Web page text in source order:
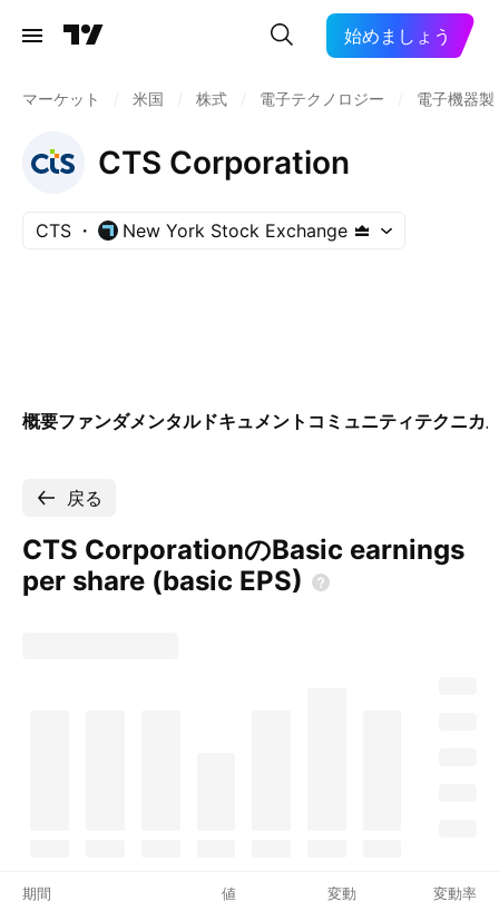
始めましょう
マーケット 米国 株式 電子テクノロジー 電子機器製
CTS Corporation
CTS New York Stock Exchange
概要ファンダメンタルドキュメント コミュニティテクニカ
戻る
CTS CorporationのBasic earnings
per share (basic EPS)
期間 値 変動 変動率